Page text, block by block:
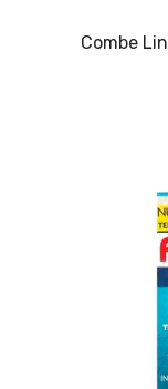
Combe